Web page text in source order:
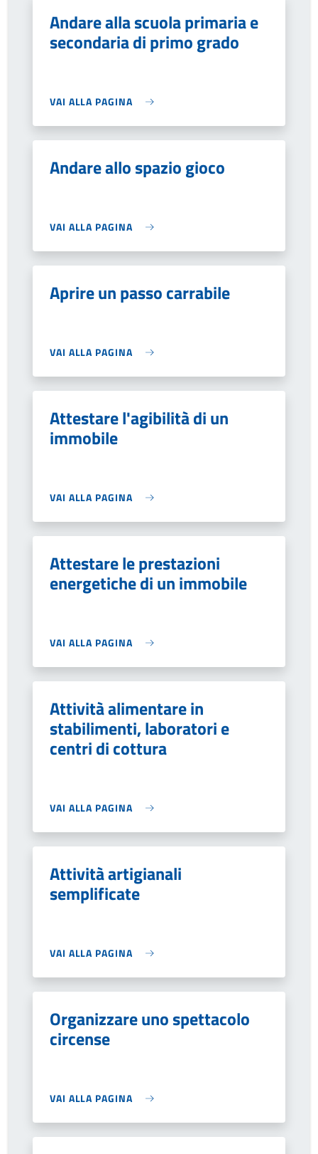
Andare alla scuola primaria e
secondaria di primo grado
VAI ALLA PAGINA
Andare allo spazio gioco
VAI ALLA PAGINA
Aprire un passo carrabile
VAI ALLA PAGINA
Attestare l'agibilità di un
immobile
VAI ALLA PAGINA
Attestare le prestazioni
energetiche di un immobile
VAI ALLA PAGINA
Attività alimentare in
stabilimenti, laboratori e
centri di cottura
VAI ALLA PAGINA
Attività artigianali
semplificate
VAI ALLA PAGINA
Organizzare uno spettacolo
circense
VAI ALLA PAGINA